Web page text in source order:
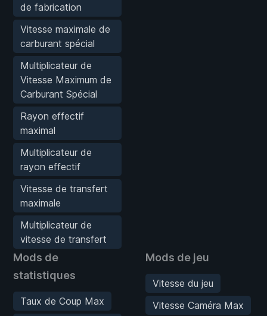
de fabrication
Vitesse maximale de
carburant spécial
Multiplicateur de
Vitesse Maximum de
Carburant Spécial
Rayon effectif
maximal
Multiplicateur de
rayon effectif
Vitesse de transfert
maximale
Multiplicateur de
vitesse de transfert
Mods de
statistiques
Taux de Coup Max
Mods de jeu
Vitesse du jeu
Vitesse Caméra Max